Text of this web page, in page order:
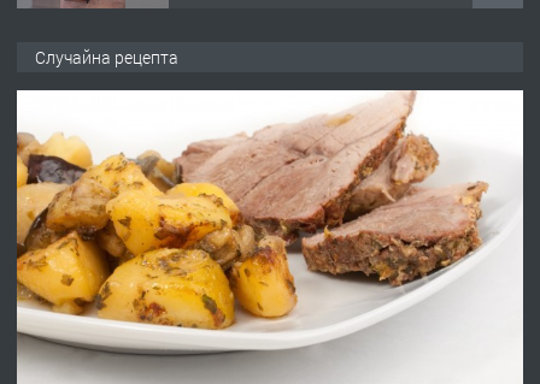
преди 10 месеца
ПРЕДЛАГА
Професионална броячна машина -
със сертификат от ЕЦБ
ПРЕДЛАГА
Професионална зеленчукорезачка
Случайна рецепта